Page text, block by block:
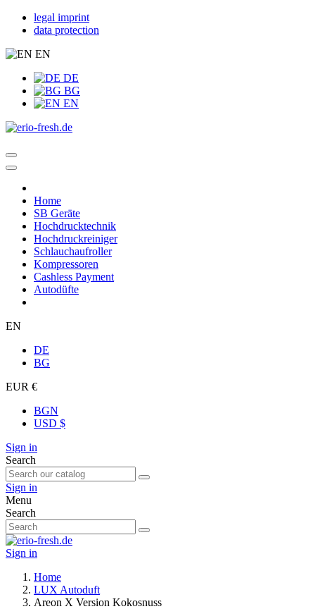
legal imprint
data protection
EN
DE
BG
EN
Home
SB Geräte
Hochdrucktechnik
Hochdruckreiniger
Schlauchaufroller
Kompressoren
Cashless Payment
Autodüfte
EN
DE
BG
EUR €
BGN
USD $
Sign in
Search
Sign in
Menu
Search
Sign in
Home
LUX Autoduft
Areon X Version Kokosnuss